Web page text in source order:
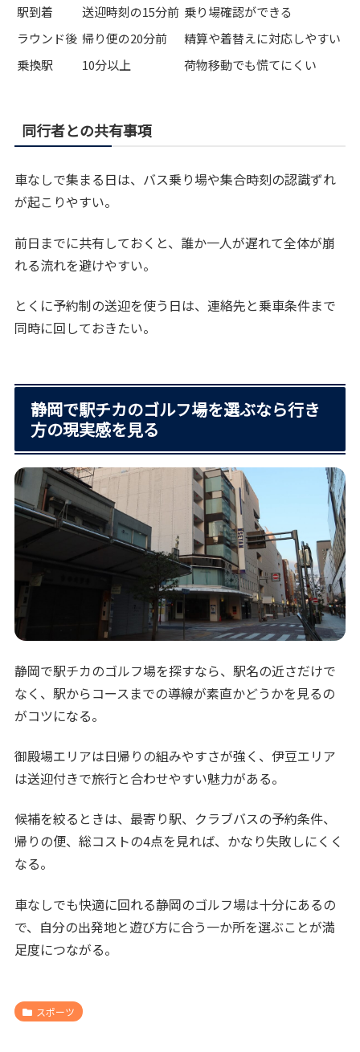
駅到着 送迎時刻の15分前 乗り場確認ができる
ラウンド後 帰り便の20分前
精算や着替えに対応しやすい
乗換駅
10分以上 荷物移動でも慌てにくい
同行者との共有事項
車なしで集まる日は、バス乗り場や集合時刻の認識ずれ
が起こりやすい。
前日までに共有しておくと、誰か一人が遅れて全体が崩
れる流れを避けやすい。
とくに予約制の送迎を使う日は、連絡先と乗車条件まで
同時に回しておきたい。
静岡で駅チカのゴルフ場を選ぶなら行き
方の現実感を見る
静岡で駅チカのゴルフ場を探すなら、駅名の近さだけで
なく、駅からコースまでの導線が素直かどうかを見るの
がコツになる。
御殿場エリアは日帰りの組みやすさが強く、伊豆エリア
は送迎付きで旅行と合わせやすい魅力がある。
候補を絞るときは、最寄り駅、クラブバスの予約条件、
帰りの便、総コストの4点を見れば、かなり失敗しにくく
なる。
車なしでも快適に回れる静岡のゴルフ場は十分にあるの
で、自分の出発地と遊び方に合う一か所を選ぶことが満
足度につながる。
スポーツ